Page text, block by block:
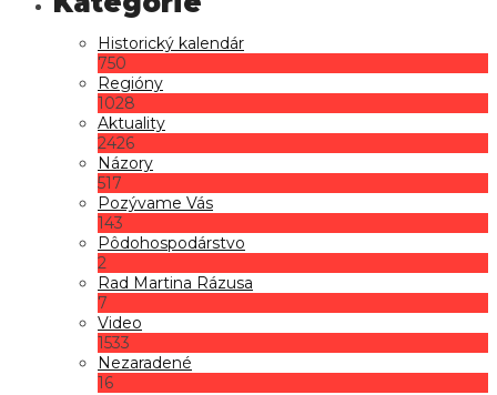
Historický kalendár
750
Regióny
1028
Aktuality
2426
Názory
517
Pozývame Vás
143
Pôdohospodárstvo
2
Rad Martina Rázusa
7
Video
1533
Nezaradené
16